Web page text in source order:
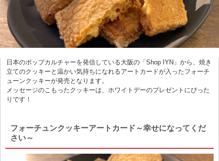
日本のポップカルチャーを発信している大阪の「Shop IYN」から、焼き
立てのクッキーと温かい気持ちになれるアートカードが入ったフォーチ
ューンクッキーが発売となります。
メッセージのこもったクッキーは、ホワイトデーのプレゼントにぴった
りです！
フォーチュンクッキーアートカード～幸せになってくだ
さい～